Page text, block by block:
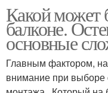
Какой может
балконе.
основные
Главным фактором,
внимание при выборе